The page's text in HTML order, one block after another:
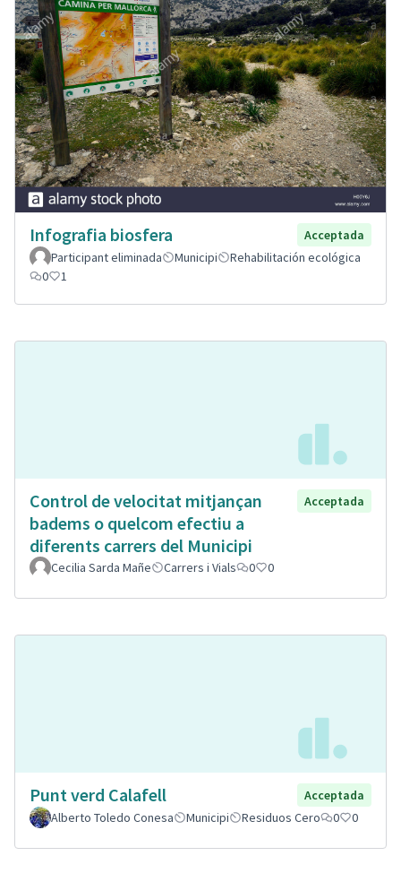
Infografia biosfera
Acceptada
Participant eliminada
Municipi
Rehabilitación ecológica
0
1
Control de velocitat mitjançan
badems o quelcom efectiu a
diferents carrers del Municipi
Acceptada
Cecilia Sarda Mañe Carrers i Vials 0 0
Punt verd Calafell
Acceptada
Alberto Toledo Conesa
Municipi Residuos Cero 0 0